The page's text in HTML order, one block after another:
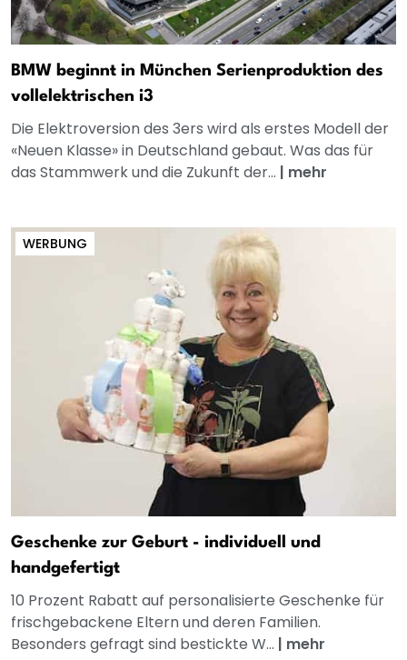
BMW beginnt in München Serienproduktion des
vollelektrischen i3
Die Elektroversion des 3ers wird als erstes Modell der
«Neuen Klasse» in Deutschland gebaut. Was das für
das Stammwerk und die Zukunft der... | mehr
WERBUNG
Geschenke zur Geburt - individuell und
handgefertigt
10 Prozent Rabatt auf personalisierte Geschenke für
frischgebackene Eltern und deren Familien.
Besonders gefragt sind bestickte W... | mehr